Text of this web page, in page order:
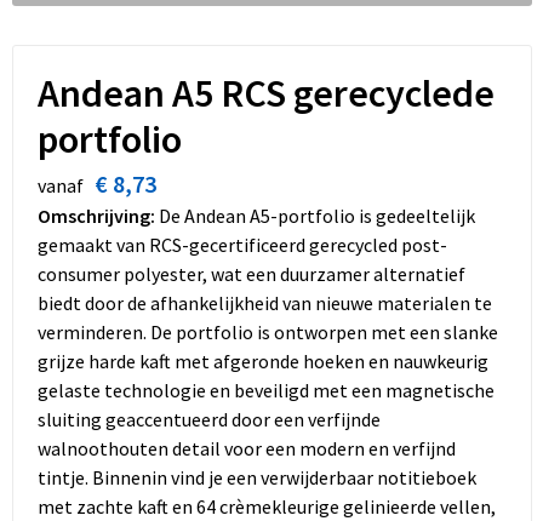
Dekens, Fleecedekens en Kussens
Schoenen
Gilets
Restauranttextiel
Hoofdbescherming
Gehoorbescherming
Gereedschap
Ademhalingsbescherming
Sleutelhangers en Lanyards
Spellen voor binnen en buiten
Sport
Veiligheid, Auto en Fiets
Vrije tijd en Strand
Opvouwbare tassen
Boodschappentassen
Reistassen
Schoudertassen
Toilettassen
Koffers en Trolleys
Sporttassen
Schoenentassen
Andean A5 RCS gerecyclede
portfolio
vanaf € 8,73
Omschrijving: De Andean A5-portfolio is gedeeltelijk
gemaakt van RCS-gecertificeerd gerecycled post-
consumer polyester, wat een duurzamer alternatief
biedt door de afhankelijkheid van nieuwe materialen te
verminderen. De portfolio is ontworpen met een slanke
grijze harde kaft met afgeronde hoeken en nauwkeurig
gelaste technologie en beveiligd met een magnetische
sluiting geaccentueerd door een verfijnde
walnoothouten detail voor een modern en verfijnd
tintje. Binnenin vind je een verwijderbaar notitieboek
met zachte kaft en 64 crèmekleurige gelinieerde vellen,